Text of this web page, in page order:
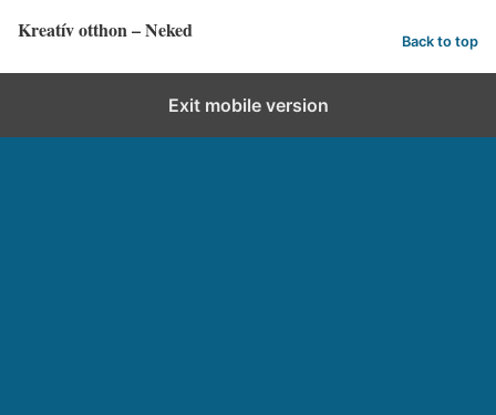
Kreatív otthon – Neked Back to top
Exit mobile version